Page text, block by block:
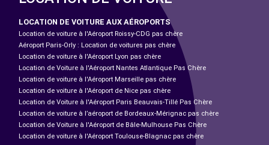
LOCATION DE VOITURE AUX AÉROPORTS
Location de voiture à l'Aéroport Roissy-CDG pas chère
Aéroport Paris-Orly : Location de voitures pas chère
Location de voiture à l'Aéroport Lyon pas chère
Location de Voiture à l'Aéroport Nantes Atlantique Pas Chère
Location de voiture à l'Aéroport Marseille pas chère
Location de voiture à l'Aéroport de Nice pas chère
Location de Voiture à l'Aéroport Paris Beauvais-Tillé Pas Chère
Location de voiture à l’aéroport de Bordeaux-Mérignac pas chère
Location de Voiture à l'Aéroport de Bâle-Mulhouse Pas Chère
Location de voiture à l'Aéroport Toulouse-Blagnac pas chère